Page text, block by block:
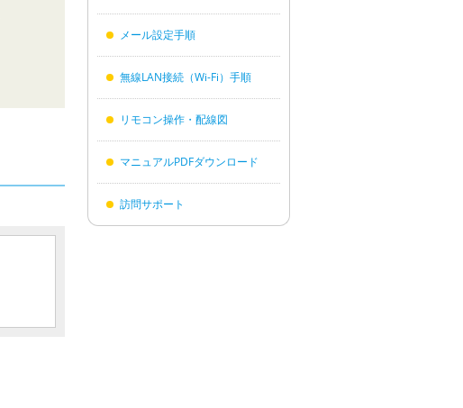
メール設定手順
無線LAN接続（Wi-Fi）手順
リモコン操作・配線図
マニュアルPDFダウンロード
訪問サポート